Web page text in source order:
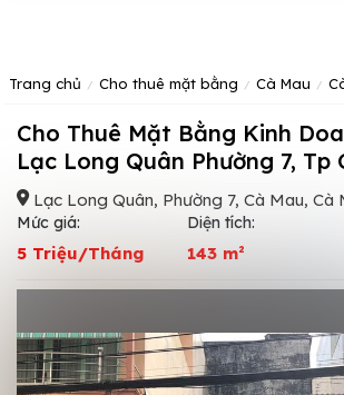
Trang chủ Cho thuê mặt bằng Cà Mau
Cho Thuê Mặt Bằng Kinh Doanh đường
Lạc Long Quân Phường 7, Tp
Lạc Long Quân, Phường 7, Cà Mau, Cà
Mức giá:
5 Triệu/Tháng
Diện tích:
143 m²